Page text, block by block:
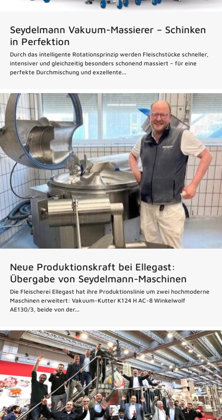
Seydelmann Vakuum-Massierer – Schinken
in Perfektion
Durch das intelligente Rotationsprinzip werden Fleischstücke schneller,
intensiver und gleichzeitig besonders schonend massiert – für eine
perfekte Durchmischung und exzellente...
Neue Produktionskraft bei Ellegast:
Übergabe von Seydelmann-Maschinen
Die Fleischerei Ellegast hat ihre Produktionslinie um zwei hochmoderne
Maschinen erweitert: Vakuum-Kutter K124 H AC-8 Winkelwolf
AE130/3, beide von der...